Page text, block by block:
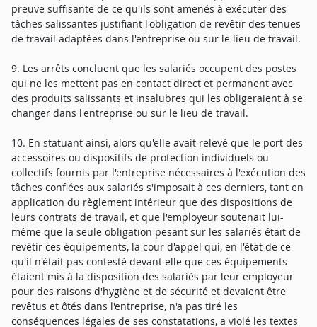
preuve suffisante de ce qu'ils sont amenés à exécuter des
tâches salissantes justifiant l'obligation de revêtir des tenues
de travail adaptées dans l'entreprise ou sur le lieu de travail.
9. Les arrêts concluent que les salariés occupent des postes
qui ne les mettent pas en contact direct et permanent avec
des produits salissants et insalubres qui les obligeraient à se
changer dans l'entreprise ou sur le lieu de travail.
10. En statuant ainsi, alors qu'elle avait relevé que le port des
accessoires ou dispositifs de protection individuels ou
collectifs fournis par l'entreprise nécessaires à l'exécution des
tâches confiées aux salariés s'imposait à ces derniers, tant en
application du règlement intérieur que des dispositions de
leurs contrats de travail, et que l'employeur soutenait lui-
même que la seule obligation pesant sur les salariés était de
revêtir ces équipements, la cour d'appel qui, en l'état de ce
qu'il n'était pas contesté devant elle que ces équipements
étaient mis à la disposition des salariés par leur employeur
pour des raisons d'hygiène et de sécurité et devaient être
revêtus et ôtés dans l'entreprise, n'a pas tiré les
conséquences légales de ses constatations, a violé les textes